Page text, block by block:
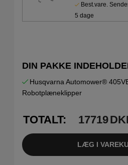
Best.vare.
5 dage
DIN PAKKE
Husqvarna Automower®
Robotplæneklipper
TOTALT: 17719
LÆG I